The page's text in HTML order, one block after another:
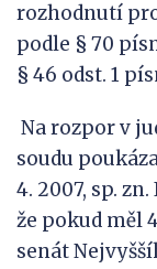
rozhodnutí
podle § 70
§ 46 odst. 1
Na rozpor v
soudu
4. 2007, sp.
že pokud měl
senát